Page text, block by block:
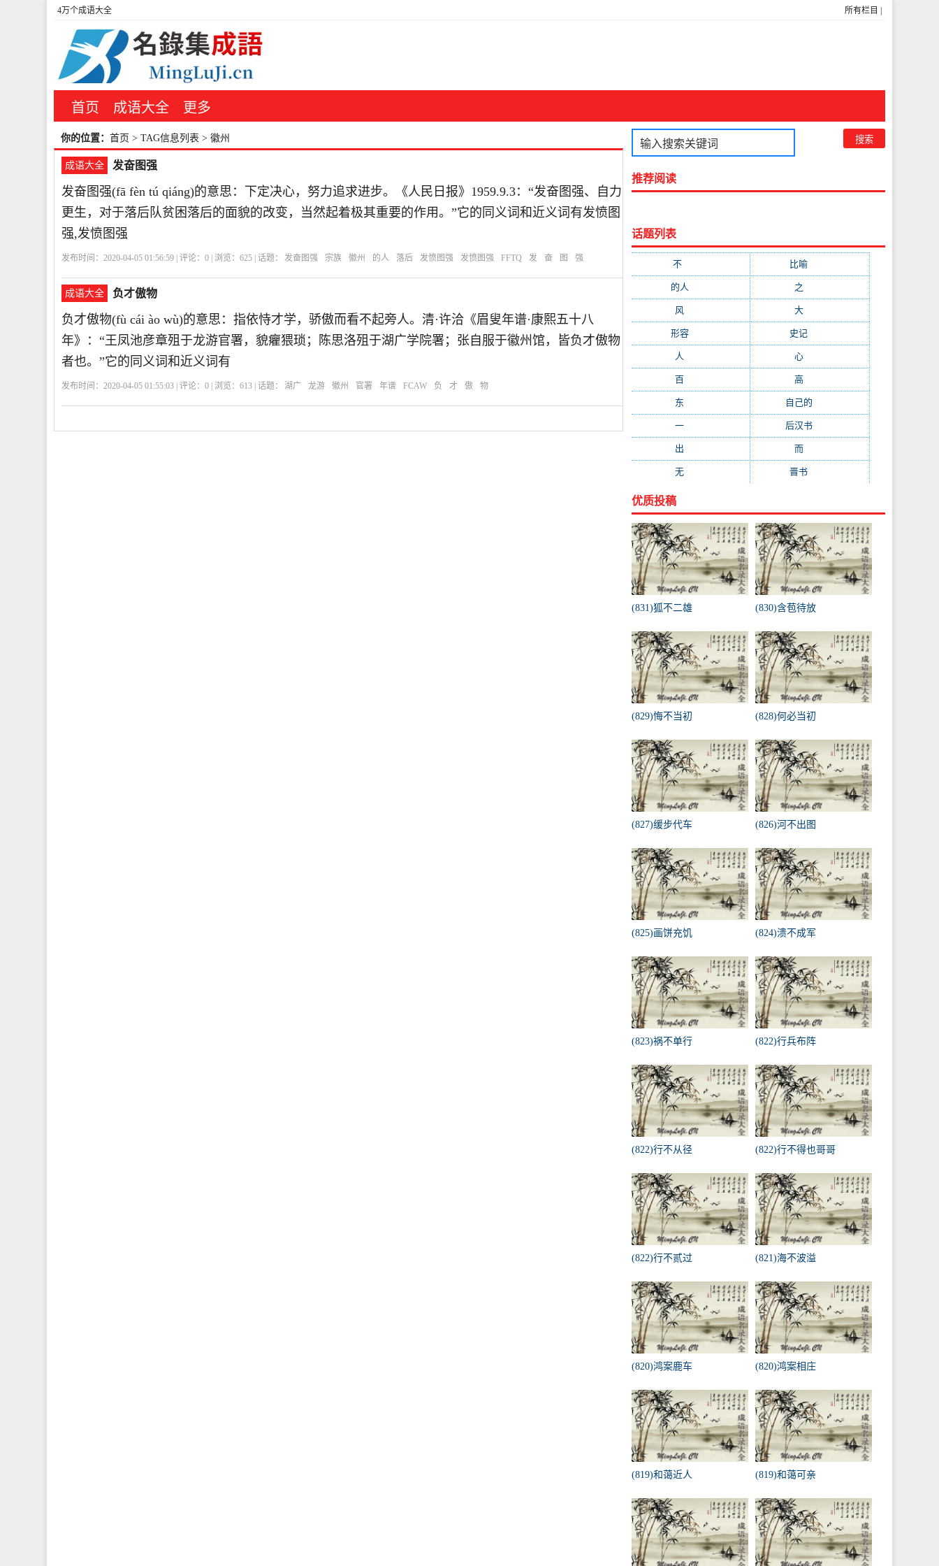
所有栏目
4万个成语大全
首页 成语大全 更多
你的位置： 首页 > TAG信息列表 > 徽州
成语大全 发奋图强
发奋图强(fā fèn tú qiáng)的意思：下定决心，努力追求进步。《人民日报》1959.9.3：“发奋图强、自力
更生，对于落后队贫困落后的面貌的改变，当然起着极其重要的作用。”它的同义词和近义词有发愤图
强,发愤图强
发布时间：2020-04-05 01:56:59 | 评论： 0 | 浏览： 625 | 话题： 发奋图强 宗族 徽州 的人 落后 发愤图强 发愤图强 FFTQ 发 奋 图 强
成语大全 负才傲物
负才傲物(fù cái ào wù)的意思：指依恃才学，骄傲而看不起旁人。清·许洽《眉叟年谱·康熙五十八
年》：“王凤池彦章殂于龙游官署，貌癯猥琐；陈思洛殂于湖广学院署；张自服于徽州馆，皆负才傲物
者也。”它的同义词和近义词有
发布时间：2020-04-05 01:55:03 | 评论： 0 | 浏览： 613 | 话题： 湖广 龙游 徽州 官署 年谱 FCAW 负 才 傲 物
推荐阅读
话题列表
不(1048) 比喻
的人 之
风 大(292)
形容(281) 史记
人 心(200)
百 高(190)
东 自己的
一 后汉书(177)
出 而(164)
无 晋书
优质投稿
(831)狐不二雄 (830)含苞待放
(829)悔不当初 (828)何必当初
(827)缓步代车 (826)河不出图
(825)画饼充饥 (824)溃不成军
(823)祸不单行 (822)行兵布阵
(822)行不从径 (822)行不得也哥哥
(822)行不贰过 (821)海不波溢
(820)鸿案鹿车 (820)鸿案相庄
(819)和蔼近人 (819)和蔼可亲